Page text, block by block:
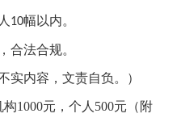
10幅以内。
合法合规。
实内容，文责自负。）
构1000元，个人500元 （附